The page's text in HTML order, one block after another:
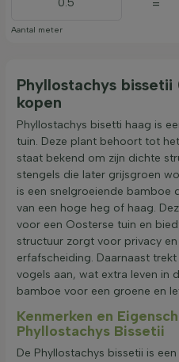
Aantal meter
=
Phyllostachys
kopen
Phyllostachys bisetti haag is
tuin. Deze plant behoort tot het
staat bekend om zijn dichte
stengels die later grijsgroen
is een snelgroeiende bamboe
van een hoge heg of haag.
voor een Oosterse tuin en
structuur zorgt voor privacy
erfafscheiding. Daarnaast
vogels aan, wat extra leven in
bamboe voor een groene en
Kenmerken en
Phyllostachys Bissetii
De Phyllostachys bissetii is